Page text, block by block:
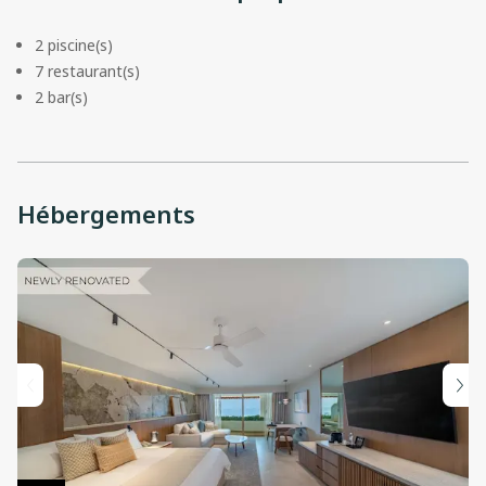
2 piscine(s)
7 restaurant(s)
2 bar(s)
Hébergements